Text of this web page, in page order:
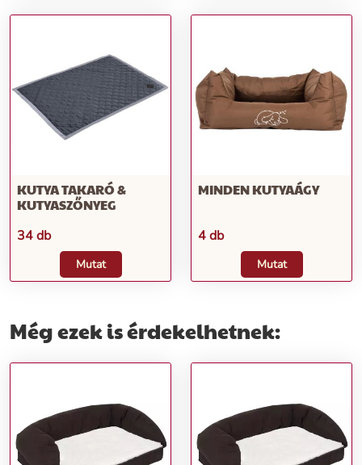
KUTYA TAKARÓ &
KUTYASZŐNYEG
34 db
Mutat
MINDEN KUTYAÁGY
4 db
Mutat
Még ezek is érdekelhetnek: